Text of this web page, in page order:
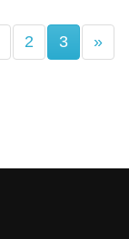
2 3(current)
»